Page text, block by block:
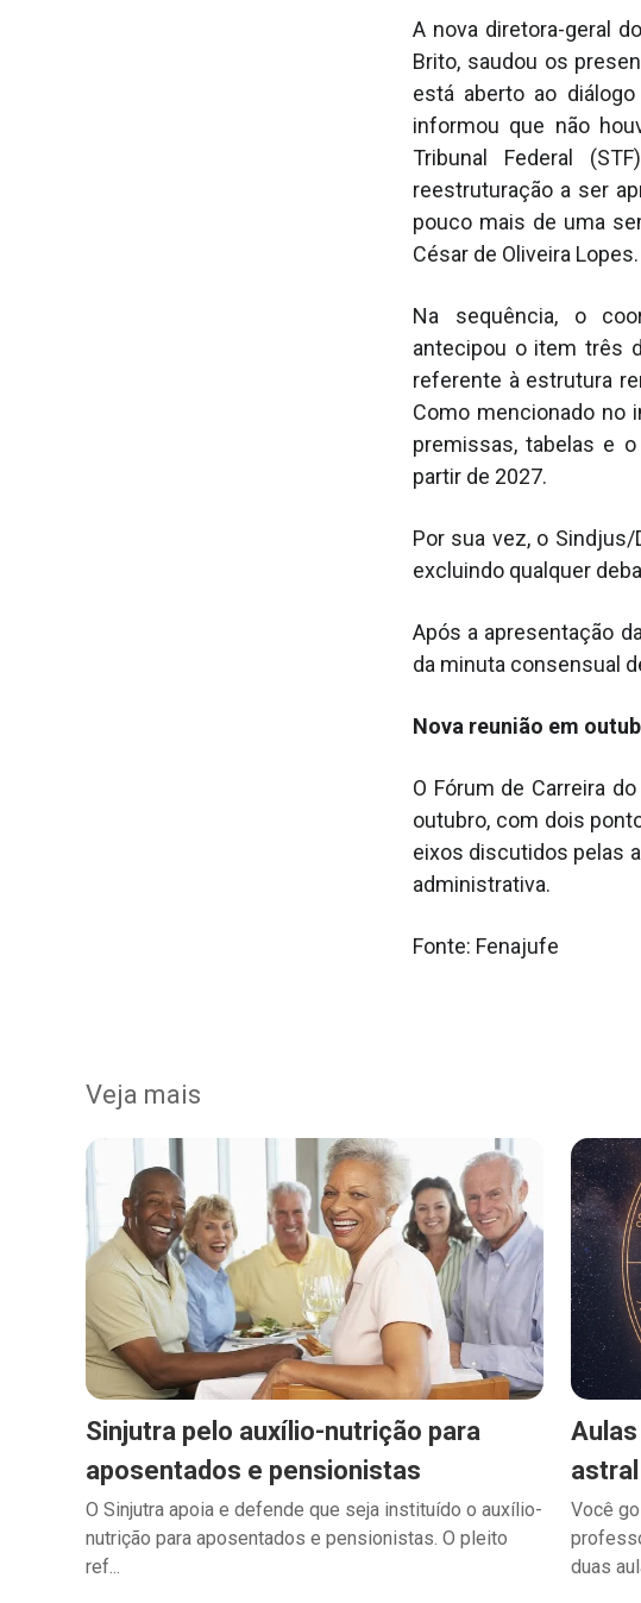
A nova diretora-geral
Brito, saudou os
está aberto ao
informou que não
Tribunal Federal
reestruturação a ser
pouco mais de uma
César de Oliveira Lopes.
Na sequência, o
antecipou o item três
referente à estrutura
Como mencionado no
premissas, tabelas e
partir de 2027.
Por sua vez, o
excluindo qualquer
Após a apresentação
da minuta consensual
Nova reunião em
O Fórum de Carreira
outubro, com dois
eixos discutidos pelas
administrativa.
Fonte: Fenajufe
Veja mais
Sinjutra pelo auxílio-nutrição para
aposentados e pensionistas
O Sinjutra apoia e defende que seja instituído o auxílio-
nutrição para aposentados e pensionistas. O pleito
ref...
astral
Você
duas